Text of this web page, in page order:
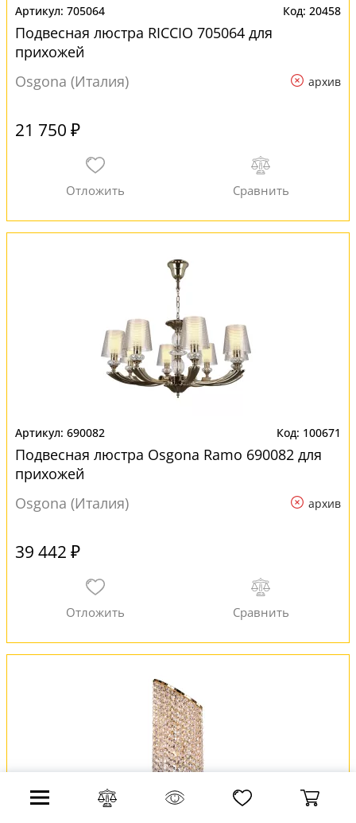
705064 20458
Подвесная люстра RICCIO 705064 для
прихожей
Osgona (Италия)
архив
21 750 ₽
690082 100671
Подвесная люстра Osgona Ramo 690082 для
прихожей
Osgona (Италия)
архив
39 442 ₽